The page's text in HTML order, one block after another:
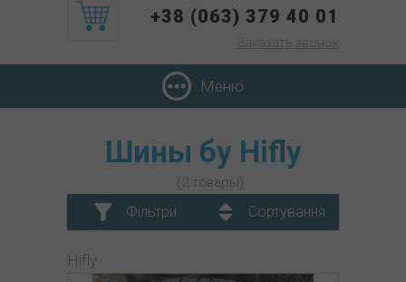
+38 (063) 379 40 01
Заказать звонок
Меню
Шины бу Hifly
(2 товары)
Фільтри Сортування
Hifly